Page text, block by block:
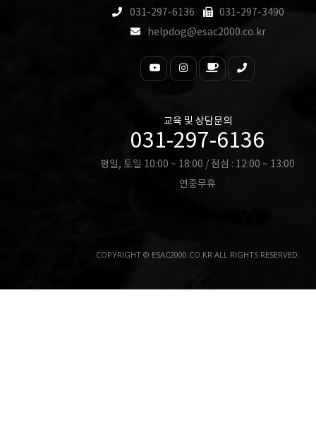
031-297-6136
031-297-3490
helpdog@esac2000.co.kr
교육 및 상담문의
031-297-6136
평일, 토일 10:00 ~ 18:00 / 점심 : 12:00 ~ 13:00
연중무휴
COPYRIGHT © ESAC2000.CO.KR ALL RIGHTS RESERVED.